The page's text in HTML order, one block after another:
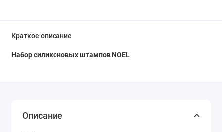
Краткое описание
Набор силиконовых штампов NOEL
Описание